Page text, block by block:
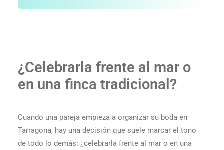
¿Celebrarla frente al mar o
en una finca tradicional?
Cuando una pareja empieza a organizar su boda en
Tarragona, hay una decisión que suele marcar el tono
de todo lo demás: ¿celebrarla frente al mar o en una